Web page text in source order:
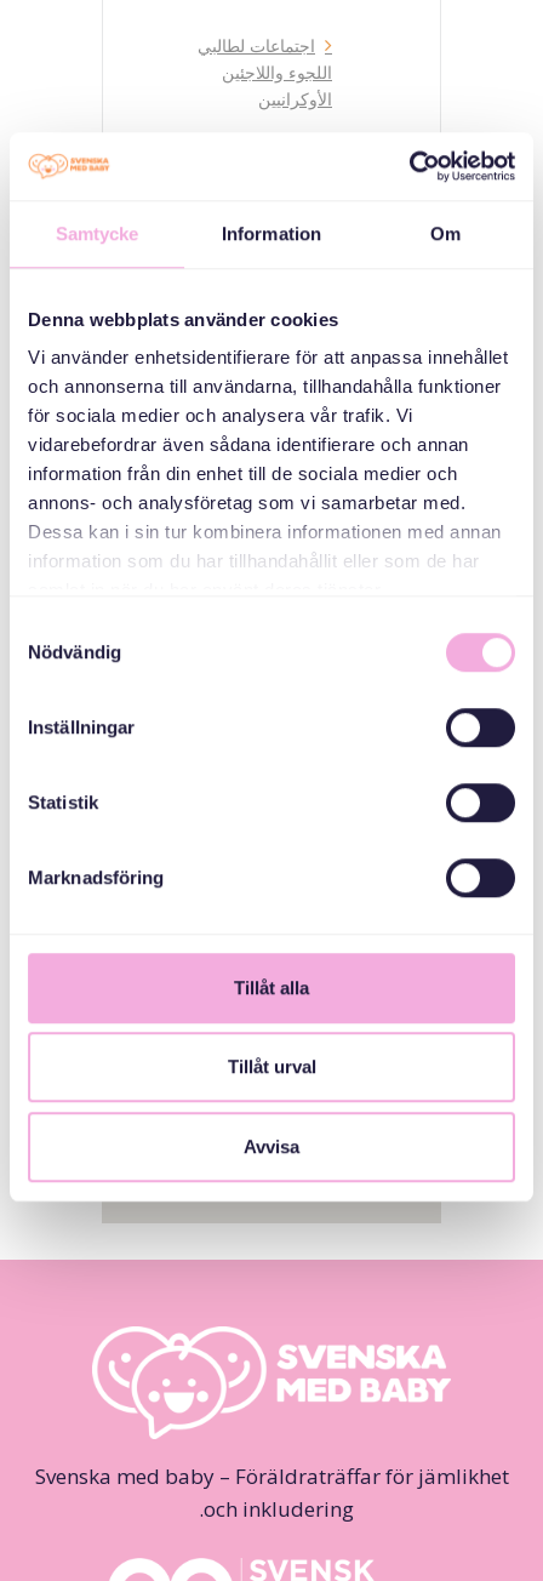
Samtycke Information Om
Denna webbplats använder cookies
Vi använder enhetsidentifierare för att anpassa innehållet
och annonserna till användarna, tillhandahålla funktioner
för sociala medier och analysera vår trafik. Vi
vidarebefordrar även sådana identifierare och annan
information från din enhet till de sociala medier och
annons- och analysföretag som vi samarbetar med.
Dessa kan i sin tur kombinera informationen med annan
information som du har tillhandahållit eller som de har
Nödvändig
Inställningar
Statistik
Marknadsföring
Tillåt alla
Tillåt urval
Avvisa
اجتماعات لطالبي
اللجوء واللاجئين
الأوكرانيين
Svenska med baby
Email
bokningen@svenskamedbaby.se
Svenska med baby – Föräldraträffar för jämlikhet
och inkludering.